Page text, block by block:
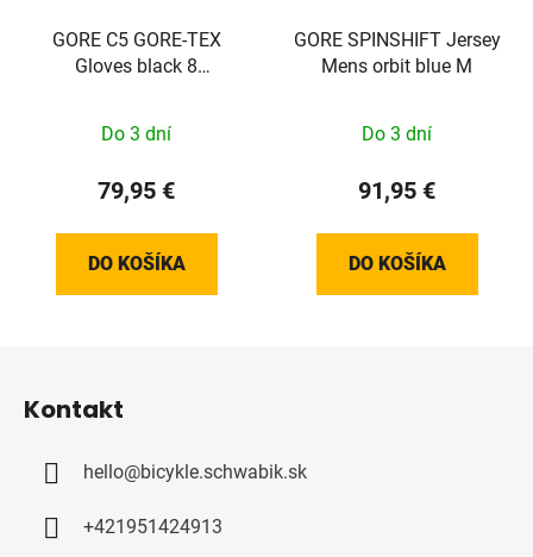
GORE C5 GORE-TEX
Gloves black 8
Do 3 dní
79,95 €
DO KOŠÍKA
GORE SPINSHIFT Jersey
Mens orbit blue M
Do 3 dní
91,95 €
DO KOŠÍKA
Kontakt
hello@bicykle.schwabik.sk
+421951424913